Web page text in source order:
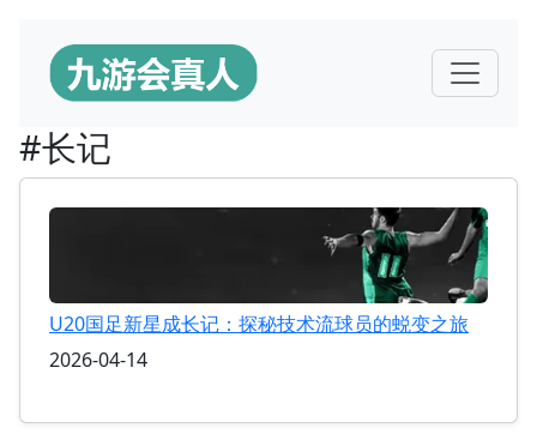
#长记
U20国足新星成长记：探秘技术流球员的蜕变之旅
2026-04-14